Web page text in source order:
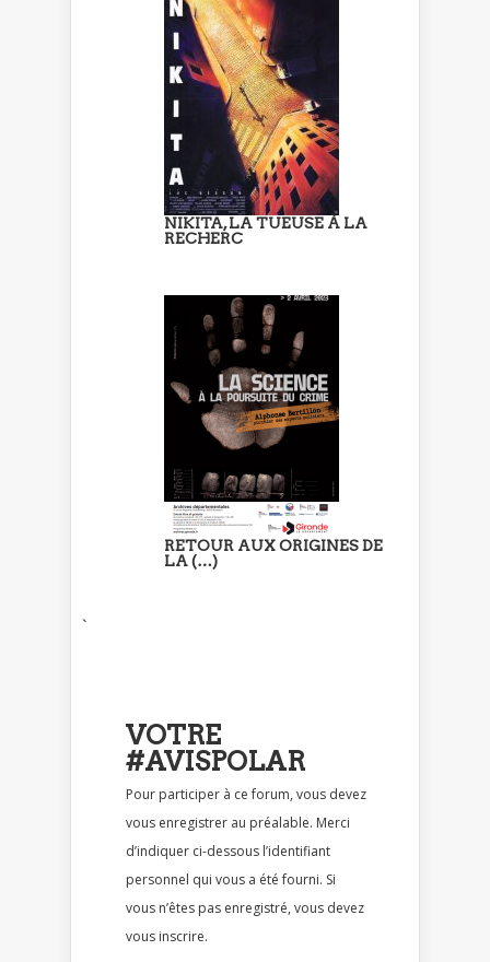
NIKITA, LA TUEUSE À LA
RECHERC
RETOUR AUX ORIGINES DE
LA (…)
`
VOTRE
#AVISPOLAR
Pour participer à ce forum, vous devez
vous enregistrer au préalable. Merci
d’indiquer ci-dessous l’identifiant
personnel qui vous a été fourni. Si
vous n’êtes pas enregistré, vous devez
vous inscrire.